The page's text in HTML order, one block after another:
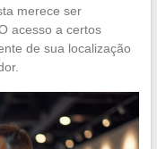
merece ser
acesso a certos
de sua localização